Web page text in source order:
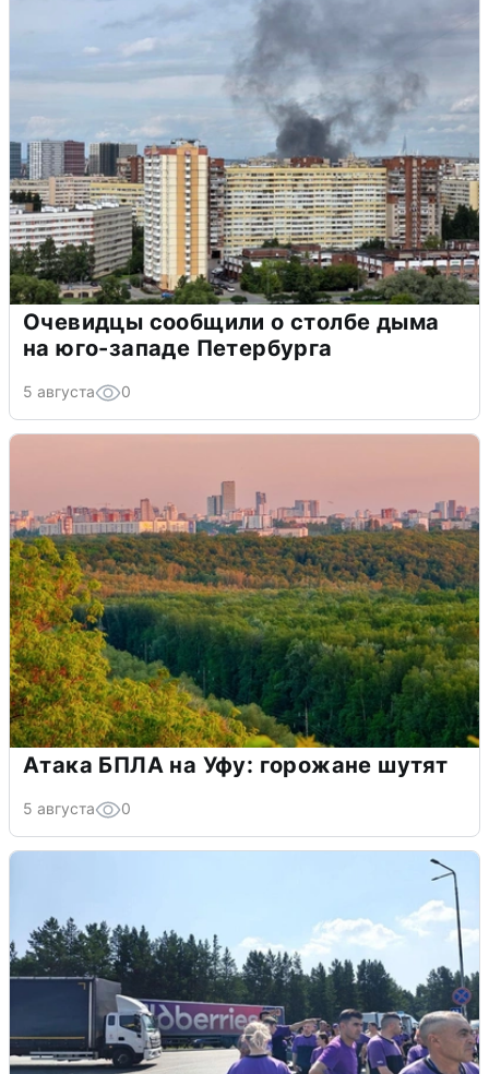
Очевидцы сообщили о столбе дыма
на юго-западе Петербурга
5 августа 0
Атака БПЛА на Уфу: горожане шутят
5 августа 0